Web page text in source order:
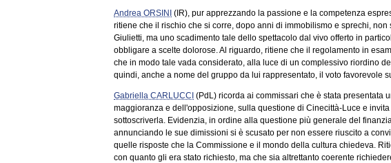
Andrea ORSINI (IR), pur apprezzando la passione e la competenza
ritiene che il rischio che si corre, dopo anni di immobilismo e sprechi, non
Giulietti, ma uno scadimento tale dello spettacolo dal vivo offerto in
obbligare a scelte dolorose. Al riguardo, ritiene che il regolamento in
che in modo tale vada considerato, alla luce di un complessivo riordino
quindi, anche a nome del gruppo da lui rappresentato, il voto favorevole
Gabriella CARLUCCI (PdL) ricorda ai commissari che è stata presentata
maggioranza e dell'opposizione, sulla questione di Cinecittà-Luce e
sottoscriverla. Evidenzia, in ordine alla questione più generale del
annunciando le sue dimissioni si è scusato per non essere riuscito a
quelle risposte che la Commissione e il mondo della cultura chiedeva.
con quanto gli era stato richiesto, ma che sia altrettanto coerente